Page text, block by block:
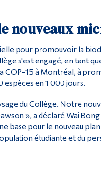
nouveaux
pour promouvoir la
s'est engagé, en tant
COP-15 à Montréal, à
espèces en 1 000 jours.
du Collège. Notre
», a déclaré Wai
base pour le nouveau
étudiante et du